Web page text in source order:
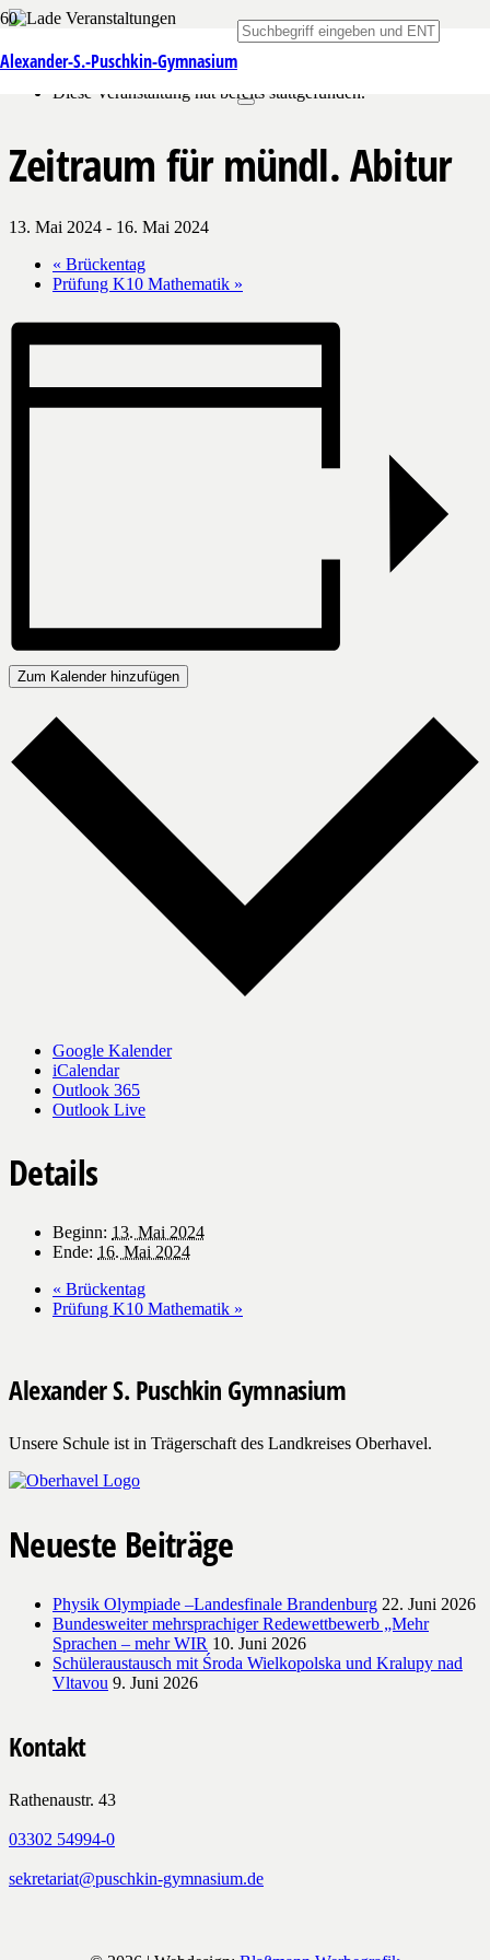
Alexander-S.-Puschkin-Gymnasium
« Alle Veranstaltungen
Diese Veranstaltung hat bereits stattgefunden.
Zeitraum für mündl. Abitur
13. Mai 2024 - 16. Mai 2024
« Brückentag
Prüfung K10 Mathematik »
Zum Kalender hinzufügen
Google Kalender
iCalendar
Outlook 365
Outlook Live
Details
Beginn: 13. Mai 2024
Ende: 16. Mai 2024
« Brückentag
Prüfung K10 Mathematik »
Alexander S. Puschkin Gymnasium
Unsere Schule ist in Trägerschaft des Landkreises Oberhavel.
Neueste Beiträge
Physik Olympiade –Landesfinale Brandenburg 22. Juni 2026
Bundesweiter mehrsprachiger Redewettbewerb „Mehr
Sprachen – mehr WIR 10. Juni 2026
Schüleraustausch mit Środa Wielkopolska und Kralupy nad
Vltavou 9. Juni 2026
Kontakt
Rathenaustr. 43
03302 54994-0
sekretariat@puschkin-gymnasium.de